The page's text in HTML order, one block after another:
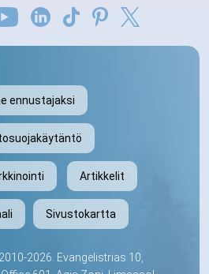
ennustajaksi
Artikkelit
Sivustokartta
2026. Evangelistrias 10,